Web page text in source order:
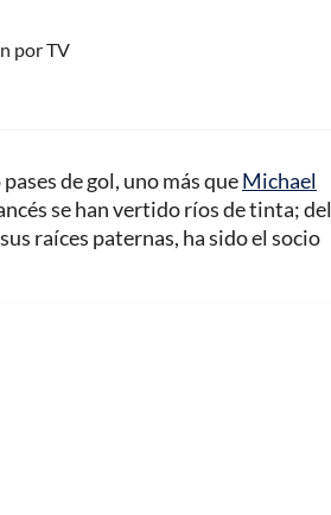
por TV
de gol, uno más queMichael
se han vertido ríos de tinta; del
raíces paternas, ha sido el socio